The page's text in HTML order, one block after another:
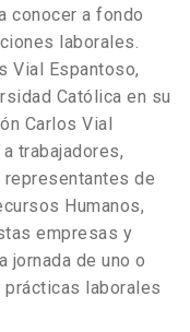
conocer a fondo
laborales.
Vial Espantoso,
Católica en su
Carlos Vial
trabajadores,
de
Humanos,
empresas y
jornada de uno o
laborales